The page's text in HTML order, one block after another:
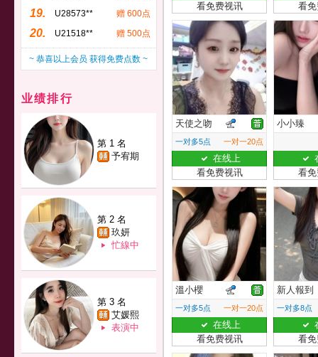
19. U28573** 赠 600点
20. U21518** 赠 500点
~ 恭喜以上会员 获得免费点数 ~
业绩排行
第 1 名
予宥期
第 2 名
玖妍
忙線中
第 3 名
艾媛熙
表演中
看免费视讯
看
天使之吻
一对多5点 一对一20点
在线上
看免费视讯
小小臻
看
溫小櫻
一对多5点 一对一20点
在线上
看免费视讯
新人報到
一对多8点
看